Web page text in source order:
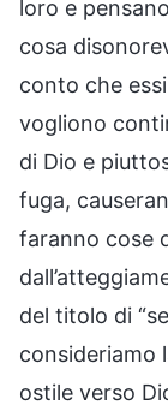
loro e
cosa
conto che
vogliono
di Dio e
fuga,
faranno cose
del titolo di
consideriamo
ostile verso